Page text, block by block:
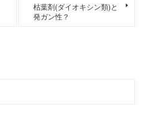
枯葉剤(ダイオキシン類)と
発ガン性？